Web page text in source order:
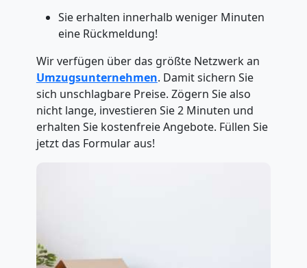
Sie erhalten innerhalb weniger Minuten
eine Rückmeldung!
Wir verfügen über das größte Netzwerk an
Umzugsunternehmen. Damit sichern Sie
sich unschlagbare Preise. Zögern Sie also
nicht lange, investieren Sie 2 Minuten und
erhalten Sie kostenfreie Angebote. Füllen Sie
jetzt das Formular aus!